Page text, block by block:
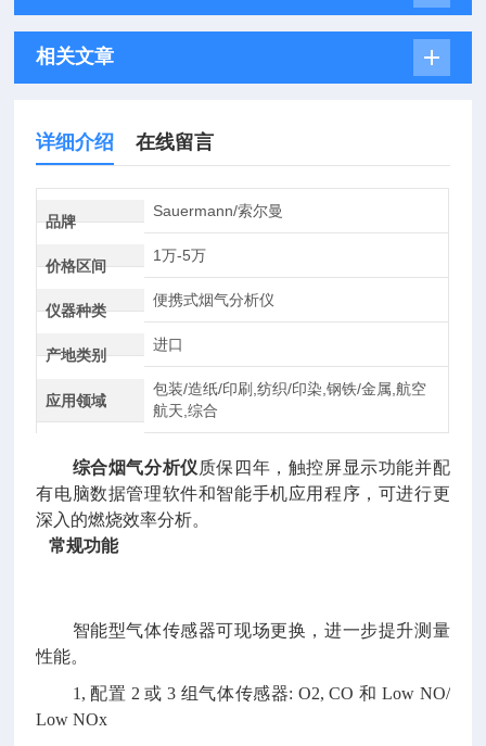
相关文章
详细介绍 在线留言
品牌
Sauermann/索尔曼
价格区间
1万-5万
仪器种类
便携式烟气分析仪
产地类别
进口
应用领域
包装/造纸/印刷,纺织/印染,钢铁/金属,航空
航天,综合
综合烟气分析仪 质保四年，触控屏显示功能并配
有电脑数据管理软件和智能手机应用程序，可进行更
深入的燃烧效率分析。
常规功能
智能型气体传感器可现场更换，进一步提升测量
性能。
1, 配置 2 或 3 组气体传感器: O2, CO 和 Low NO/
Low NOx